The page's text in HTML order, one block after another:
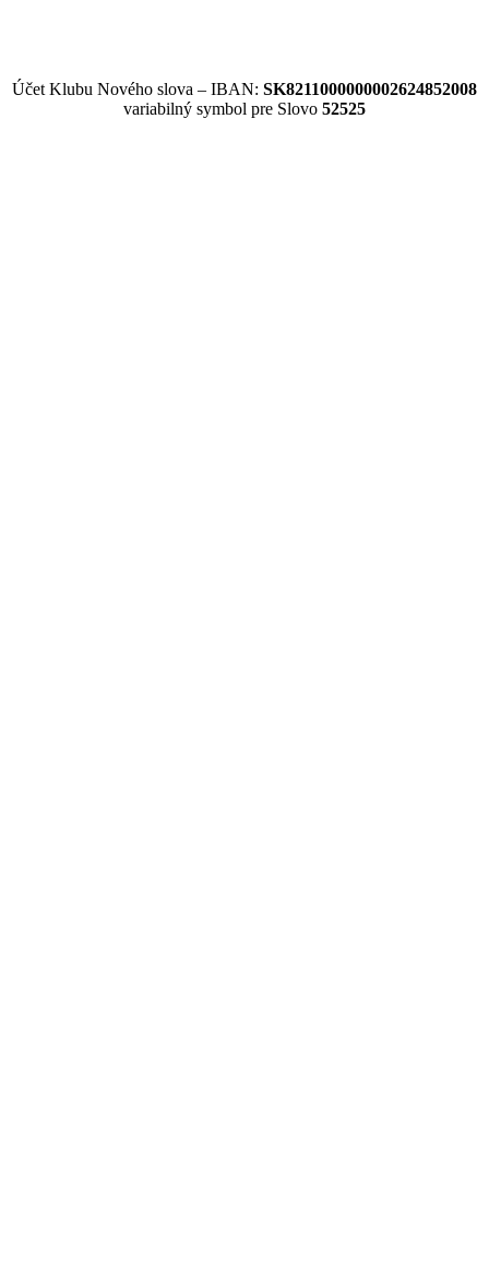
Účet Klubu Nového slova – IBAN: SK8211000000002624852008
variabilný symbol pre Slovo 52525